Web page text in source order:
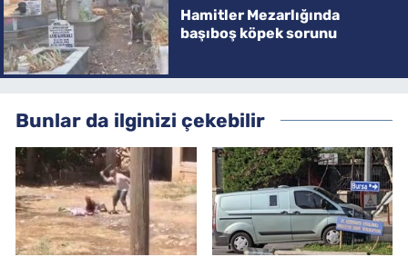
Hamitler Mezarlığında
başıboş köpek sorunu
Bunlar da ilginizi çekebilir